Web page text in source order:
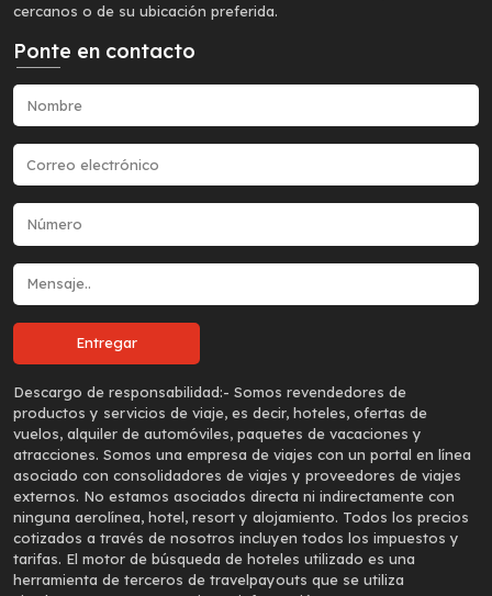
cercanos o de su ubicación preferida.
Ponte en contacto
Descargo de responsabilidad:- Somos revendedores de
productos y servicios de viaje, es decir, hoteles, ofertas de
vuelos, alquiler de automóviles, paquetes de vacaciones y
atracciones. Somos una empresa de viajes con un portal en línea
asociado con consolidadores de viajes y proveedores de viajes
externos. No estamos asociados directa ni indirectamente con
ninguna aerolínea, hotel, resort y alojamiento. Todos los precios
cotizados a través de nosotros incluyen todos los impuestos y
tarifas. El motor de búsqueda de hoteles utilizado es una
herramienta de terceros de travelpayouts que se utiliza